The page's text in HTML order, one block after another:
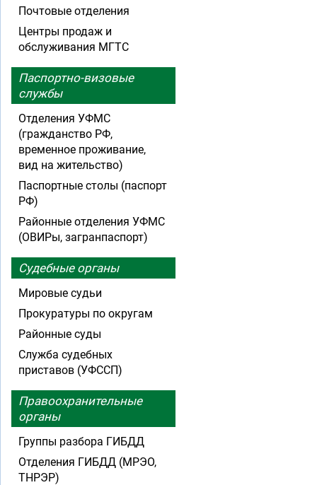
Почтовые отделения
Центры продаж и
обслуживания МГТС
Паспортно-визовые
службы
Отделения УФМС
(гражданство РФ,
временное проживание,
вид на жительство)
Паспортные столы (паспорт
РФ)
Районные отделения УФМС
(ОВИРы, загранпаспорт)
Судебные органы
Мировые судьи
Прокуратуры по округам
Районные суды
Служба судебных
приставов (УФССП)
Правоохранительные
органы
Группы разбора ГИБДД
Отделения ГИБДД (МРЭО,
ТНРЭР)